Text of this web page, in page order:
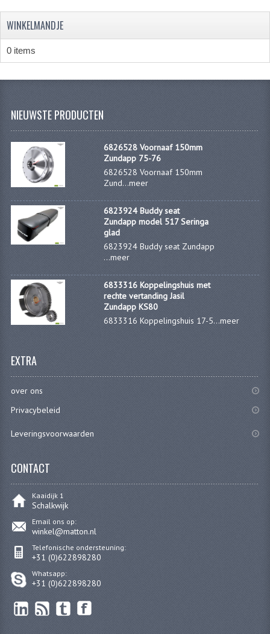
STUREN
TELLER ONDERDELEN
TELLERS COMPLEET
SPATBORDEN EN KENTEKENPLATEN
TANK
VERLICHTING EN ELEKTRA
ACCU'S EN CLAXONS
ACHTERLICHTEN
KOPLAMPEN
VOORVORK 530 SCHIJFREM
WINKELMANDJE
0 items
NIEUWSTE PRODUCTEN
6826528 Voornaaf 150mm
Zundapp 75-76
6826528 Voornaaf 150mm
Zund...meer
6823924 Buddy seat
Zundapp model 517 Seringa
glad
6823924 Buddy seat Zundapp
...meer
6833316 Koppelingshuis met
rechte vertanding Jasil
Zundapp KS80
6833316 Koppelingshuis 17-5...meer
EXTRA
over ons
Privacybeleid
Leveringsvoorwaarden
CONTACT
Kaaidijk 1
Schalkwijk
Email ons op:
winkel@matton.nl
Telefonische ondersteuning:
+31 (0)622898280
Whatsapp:
+31 (0)622898280